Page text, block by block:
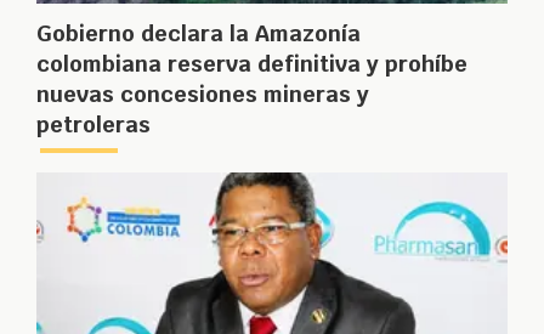
Gobierno declara la Amazonía
colombiana reserva definitiva y prohíbe
nuevas concesiones mineras y
petroleras